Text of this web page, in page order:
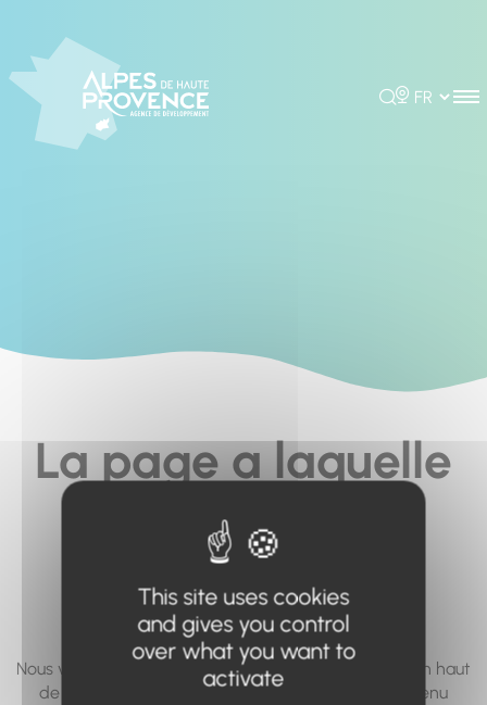
Rechercher
Choisir la
La page a laquelle
vous cherchez à
accéder n'existe
pas... ou plus.
Nous vous invitons à utiliser le moteur de recherche en haut
de page, ou à utiliser le menu pour trouver le contenu
This site uses cookies
and gives you control
over what you want to
activate